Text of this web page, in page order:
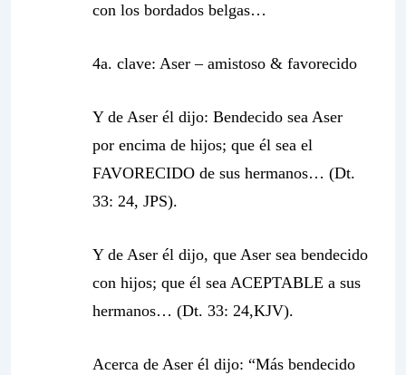
con los bordados belgas…
4a. clave: Aser – amistoso & favorecido
Y de Aser él dijo: Bendecido sea Aser
por encima de hijos; que él sea el
FAVORECIDO de sus hermanos… (Dt.
33: 24, JPS).
Y de Aser él dijo, que Aser sea bendecido
con hijos; que él sea ACEPTABLE a sus
hermanos… (Dt. 33: 24,KJV).
Acerca de Aser él dijo: “Más bendecido